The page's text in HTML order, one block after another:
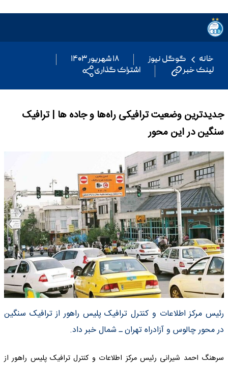
خانه گوگل نیوز
۱۸ شهریور ۱۴۰۳
لینک خبر
اشتراک گذاری
جدیدترین وضعیت ترافیکی راه‌ها و جاده ها | ترافیک
سنگین در این محور
رئیس مرکز اطلاعات و کنترل ترافیک پلیس راهور از ترافیک سنگین
در محور چالوس و آزادراه تهران ـ شمال خبر داد.
سرهنگ احمد شیرانی رئیس مرکز اطلاعات و کنترل ترافیک پلیس راهور از